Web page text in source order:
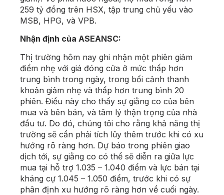
259 tỷ đồng trên HSX, tập trung chủ yếu vào
MSB, HPG, và VPB.
Nhận định của ASEANSC:
Thị trường hôm nay ghi nhận một phiên giảm
điểm nhẹ với giá đóng cửa ở mức thấp hơn
trung bình trong ngày, trong bối cảnh thanh
khoản giảm nhẹ và thấp hơn trung bình 20
phiên. Điều này cho thấy sự giằng co của bên
mua và bên bán, và tâm lý thận trọng của nhà
đầu tư. Do đó, chúng tôi cho rằng khả năng thị
trường sẽ cần phải tích lũy thêm trước khi có xu
hướng rõ ràng hơn. Dự báo trong phiên giao
dịch tới, sự giằng co có thể sẽ diễn ra giữa lực
mua tại hỗ trợ 1.035 – 1.040 điểm và lực bán tại
kháng cự 1.045 – 1.050 điểm, trước khi có sự
phân định xu hướng rõ ràng hơn về cuối ngày.